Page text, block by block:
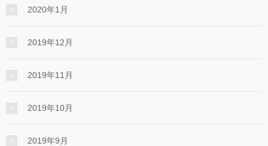
2020年1月
2019年12月
2019年11月
2019年10月
2019年9月